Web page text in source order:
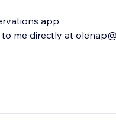
app.
me directly at